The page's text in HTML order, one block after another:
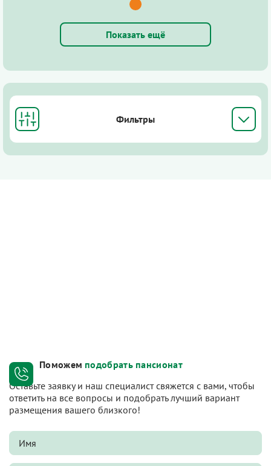
Показать ещё
Фильтры
Поможем подобрать пансионат
Оставьте заявку и наш специалист свяжется с вами, чтобы
ответить на все вопросы и подобрать лучший вариант
размещения вашего близкого!